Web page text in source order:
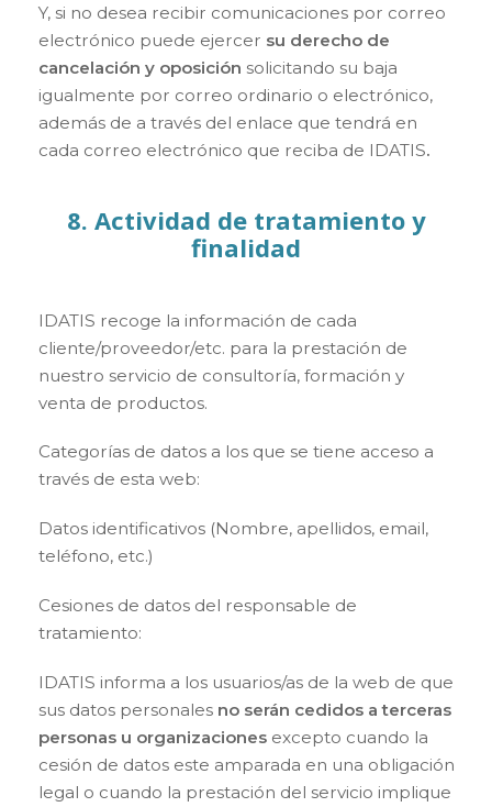
Y, si no desea recibir comunicaciones por correo
electrónico puede ejercer su derecho de
cancelación y oposición solicitando su baja
igualmente por correo ordinario o electrónico,
además de a través del enlace que tendrá en
cada correo electrónico que reciba de IDATIS.
8. Actividad de tratamiento y
finalidad
IDATIS recoge la información de cada
cliente/proveedor/etc. para la prestación de
nuestro servicio de consultoría, formación y
venta de productos.
Categorías de datos a los que se tiene acceso a
través de esta web:
Datos identificativos (Nombre, apellidos, email,
teléfono, etc.)
Cesiones de datos del responsable de
tratamiento:
IDATIS informa a los usuarios/as de la web de que
sus datos personales no serán cedidos a terceras
personas u organizacionesexcepto cuando la
cesión de datos este amparada en una obligación
legal o cuando la prestación del servicio implique